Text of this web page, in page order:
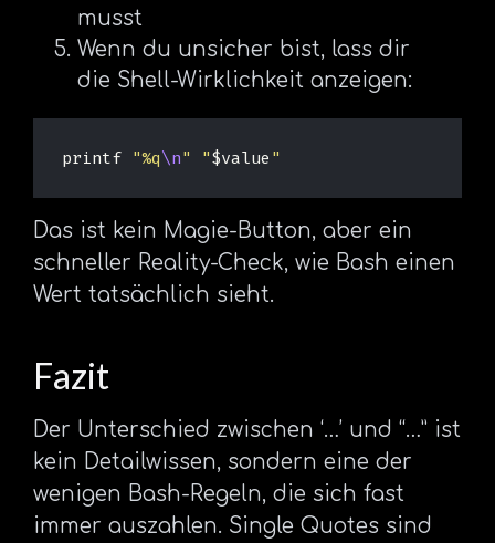
musst
Wenn du unsicher bist, lass dir
die Shell-Wirklichkeit anzeigen:
printf "%q\n" "$value "
Das ist kein Magie-Button, aber ein
schneller Reality-Check, wie Bash einen
Wert tatsächlich sieht.
Fazit
Der Unterschied zwischen ‘…’ und “…” ist
kein Detailwissen, sondern eine der
wenigen Bash-Regeln, die sich fast
immer auszahlen. Single Quotes sind